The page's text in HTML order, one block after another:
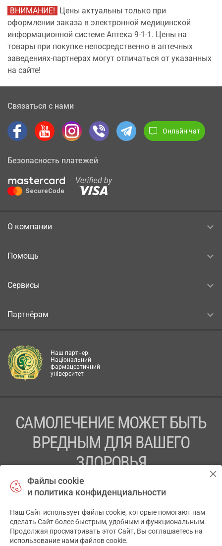
ВНИМАНИЕ! Цены актуальны только при
оформлении заказа в электронной медицинской
информационной системе Аптека 9-1-1. Цены на
товары при покупке непосредственно в аптечных
заведениях-партнерах могут отличаться от указанных
на сайте!
Связаться с нами
Онлайн чат
Безопасность платежей
О компании
Помощь
Сервисы
Партнёрам
Наш партнер:
Національний
фармацевтичний
університет
САМОЛЕЧЕНИЕ МОЖЕТ БЫТЬ
ВРЕДНЫМ ДЛЯ ВАШЕГО
ЗДОРОВЬЯ
ПЕРЕД ПРИМЕНЕНИЕМ ПРЕПАРАТА
ПРОКОНСУЛЬТИРУЙТЕСЬ С ВРАЧОМ
ТОВ «АПТЕКА 911.ЮА» Код ЄДРПОУ 43631965.
Отказ от ответственности
Файлы cookie
и политика конфиденциальности
Наш Сайт использует файлы cookie, которые помогают нам
сделать Сайт более быстрым, удобным и функциональным.
Продолжая просматривать этот Сайт, Вы соглашаетесь на
использование нами файлов cookie.
✕